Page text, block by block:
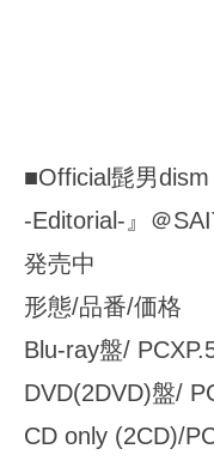
■Official髭男
-Editorial-』＠
発売中
形態/品番/価格
Blu-ray盤/
DVD(2DVD)盤/
CD only (2CD)/